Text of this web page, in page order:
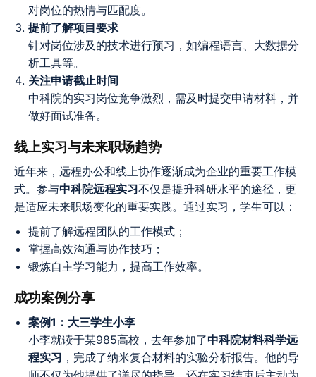
对岗位的热情与匹配度。
提前了解项目要求
针对岗位涉及的技术进行预习，如编程语言、大数据分
析工具等。
关注申请截止时间
中科院的实习岗位竞争激烈，需及时提交申请材料，并
做好面试准备。
线上实习与未来职场趋势
近年来，远程办公和线上协作逐渐成为企业的重要工作模
式。参与中科院远程实习不仅是提升科研水平的途径，更
是适应未来职场变化的重要实践。通过实习，学生可以：
提前了解远程团队的工作模式；
掌握高效沟通与协作技巧；
锻炼自主学习能力，提高工作效率。
成功案例分享
案例1：大三学生小李
小李就读于某985高校，去年参加了中科院材料科学远
程实习 ，完成了纳米复合材料的实验分析报告。他的导